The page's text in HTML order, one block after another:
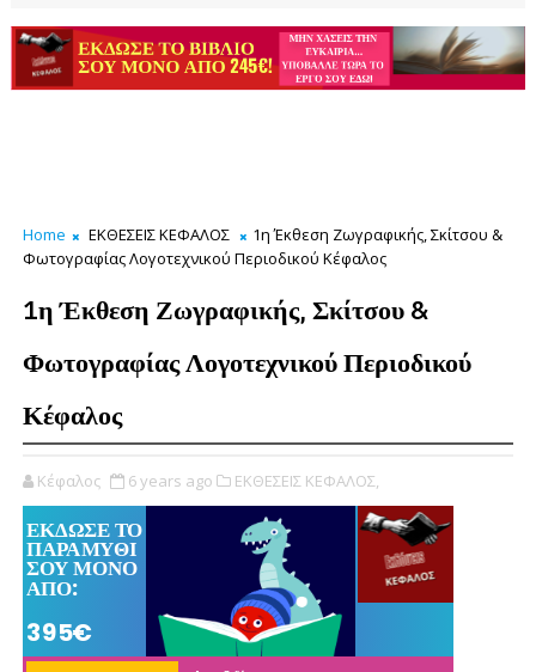
Home ΕΚΘΕΣΕΙΣ ΚΕΦΑΛΟΣ
1η Έκθεση Ζωγραφικής, Σκίτσου &
Φωτογραφίας Λογοτεχνικού Περιοδικού Κέφαλος
1η Έκθεση Ζωγραφικής, Σκίτσου &
Φωτογραφίας Λογοτεχνικού Περιοδικού
Κέφαλος
Κέφαλος 6 years ago ΕΚΘΕΣΕΙΣ ΚΕΦΑΛΟΣ,